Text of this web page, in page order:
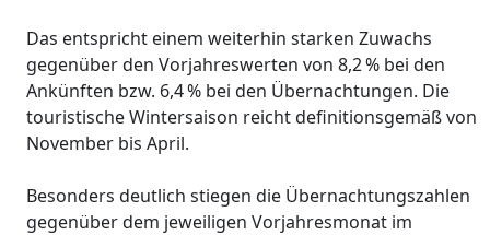
Das entspricht einem weiterhin starken Zuwachs
gegenüber den Vorjahreswerten von 8,2 % bei den
Ankünften bzw. 6,4 % bei den Übernachtungen. Die
touristische Wintersaison reicht definitionsgemäß von
November bis April.
Besonders deutlich stiegen die Übernachtungszahlen
gegenüber dem jeweiligen Vorjahresmonat im